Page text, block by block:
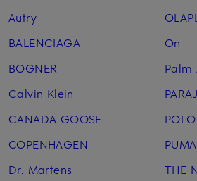
Autry
BALENCIAGA
BOGNER
Calvin Klein
CANADA GOOSE
COPENHAGEN
Dr. Martens
On
Palm
PUMA
THE